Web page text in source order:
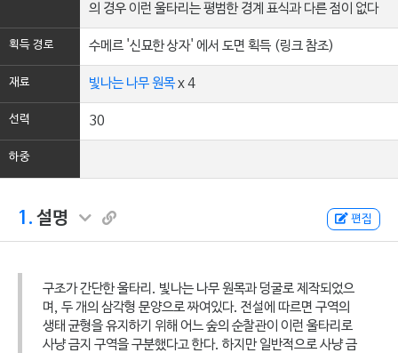
의 경우 이런 울타리는 평범한 경계 표식과 다른 점이 없다
획득 경로 수메르 '신묘한 상자' 에서 도면 획득 (링크 참조)
재료 빛나는 나무 원목x 4
선력 30
하중
1. 설명 편집
구조가 간단한 울타리. 빛나는 나무 원목과 덩굴로 제작되었으
며, 두 개의 삼각형 문양으로 짜여있다. 전설에 따르면 구역의
생태 균형을 유지하기 위해 어느 숲의 순찰관이 이런 울타리로
사냥 금지 구역을 구분했다고 한다. 하지만 일반적으로 사냥 금